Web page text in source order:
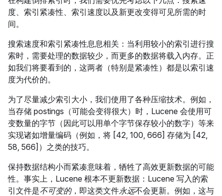
度、索引紧凑性、索引速度以及新更改变得可见所需的时
间。
搜索速度和索引紧凑性息息相关：当利用较小的索引进行搜
索时，需要处理的数据较少，而更多的数据将载入内存。正
如我们将要看到的，这两者（特别是紧凑性）都是以索引速
度为代价的。
为了尽量减少索引大小，我们使用了各种压缩技术。例如，
当存储 postings（可能会变得很大）时，Lucene 会使用可
变数量的字节（因此可以用单个字节保存较小的数字）等来
实现诸如增量编码（例如，将 [42, 100, 666] 存储为 [42,
58, 566]）之类的技巧。
保持数据结构小而紧凑意味着，牺牲了高效更新数据的可能
性。事实上，Lucene 根本不更新数据：Lucene 写入的索
引文件是不可变的，即这类文件永远不会更新。例如，这与